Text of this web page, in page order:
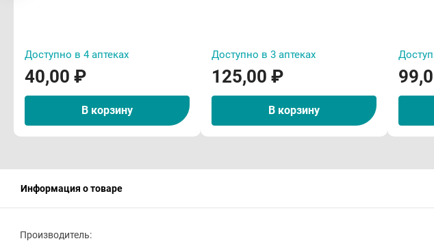
Доступно в 4 аптеках
40,00 ₽
В корзину
Доступно в 3 аптеках
125,00 ₽
В корзину
Информация о товаре
Производитель: